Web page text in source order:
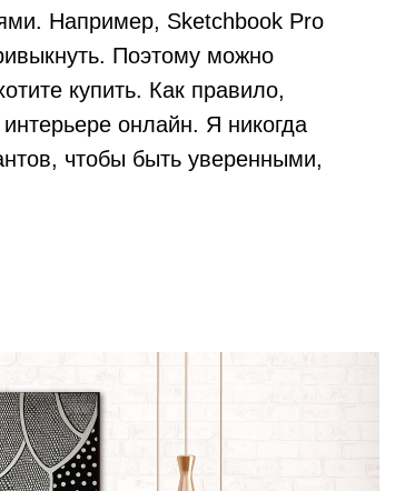
Например, Sketchbook Pro
Поэтому можно
купить. Как правило,
онлайн. Я никогда
чтобы быть уверенными,